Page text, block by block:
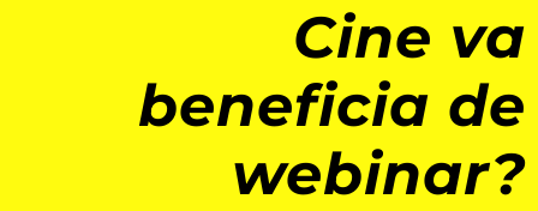
Cine va
beneficia de
webinar?